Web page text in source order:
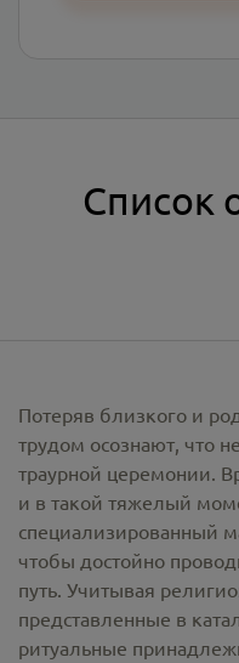
Список
Потеряв близкого и
трудом осознают, что
траурной церемонии.
и в такой тяжелый
специализированный
чтобы достойно
путь. Учитывая
представленные в
ритуальные